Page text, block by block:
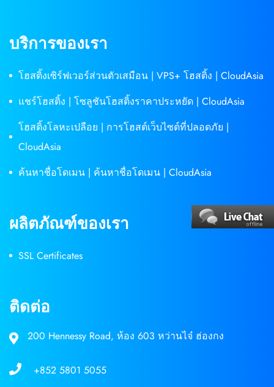
บริการของเรา
โฮสติ้งเซิร์ฟเวอร์ส่วนตัวเสมือน | VPS+ โฮสติ้ง | CloudAsia
แชร์โฮสติ้ง | โซลูชันโฮสติ้งราคาประหยัด | CloudAsia
โฮสติ้งโลหะเปลือย | การโฮสต์เว็บไซต์ที่ปลอดภัย |
CloudAsia
ค้นหาชื่อโดเมน | ค้นหาชื่อโดเมน | CloudAsia
ผลิตภัณฑ์ของเรา
SSL Certificates
ติดต่อ
200 Hennessy Road, ห้อง 603 หว่านไจ๋ ฮ่องกง
+852 5801 5055